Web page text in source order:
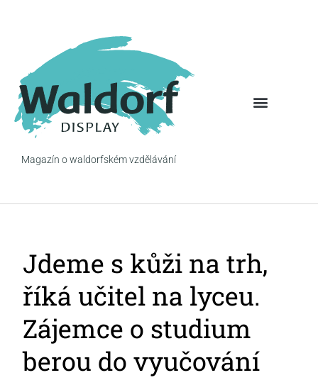
Magazín o waldorfském vzdělávání
Jdeme s kůži na trh,
říká učitel na lyceu.
Zájemce o studium
berou do vyučování